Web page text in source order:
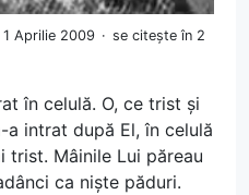
1 Aprilie 2009
se citește în 2
în celulă. O, ce trist și
intrat după El, în celulă
trist. Mâinile Lui păreau
ca niște păduri.